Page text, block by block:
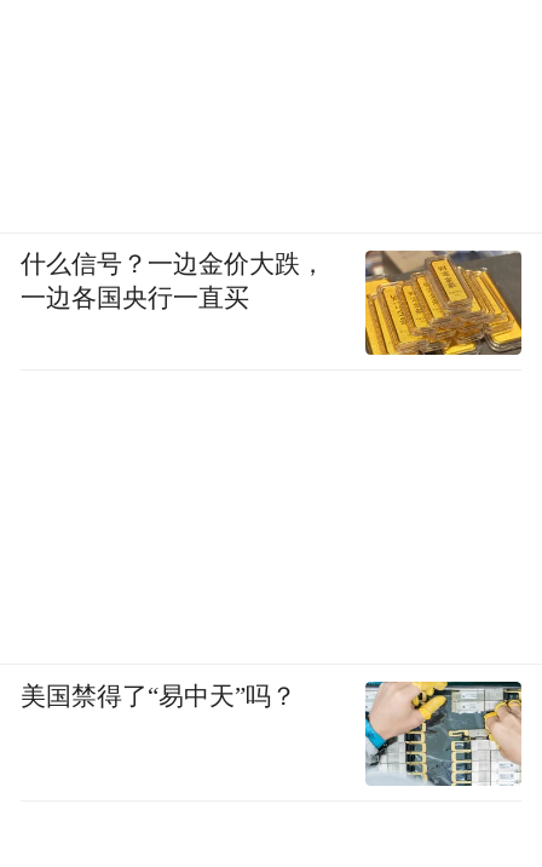
什么信号？一边金价大跌，
一边各国央行一直买
美国禁得了“易中天”吗？